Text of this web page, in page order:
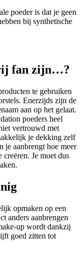
poeder is dat je geen
bij synthetische
fan zijn…?
te gebruiken
Enerzijds zijn de
aan op het gelaat.
poeders heel
vertrouwd met
je dekking zelf
je aanbrengt hoe meer
Je moet dus
opmaken op een
anders aanbrengen
up wordt dankzij
goed zitten tot